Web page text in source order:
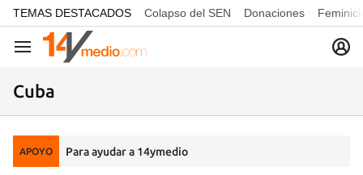
common.go-to-content
TEMAS DESTACADOS Colapso del SEN Donaciones
Navegación
Cuba
APOYO Para ayudar a 14ymedio